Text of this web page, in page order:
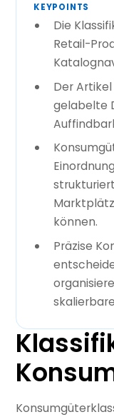
KEYPOINTS
Die
Retail-
Der
gelabelte
können.
Präzise